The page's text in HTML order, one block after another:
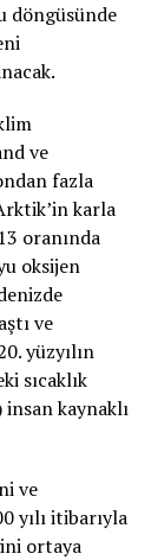
döngüsünde
ve
fazla
karla
oranında
oksijen
ve
yüzyılın
sıcaklık
insan kaynaklı
ve
yılı itibarıyla
ortaya